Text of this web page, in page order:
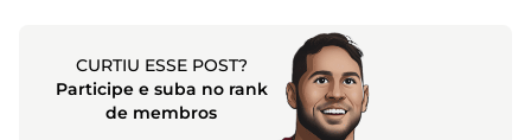
CURTIU ESSE POST?
Participe e suba no rank
de membros